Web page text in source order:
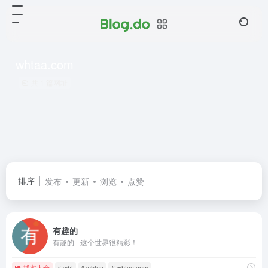
排序 发布 更新 浏览 点赞
有趣的
有趣的 - 这个世界很精彩！